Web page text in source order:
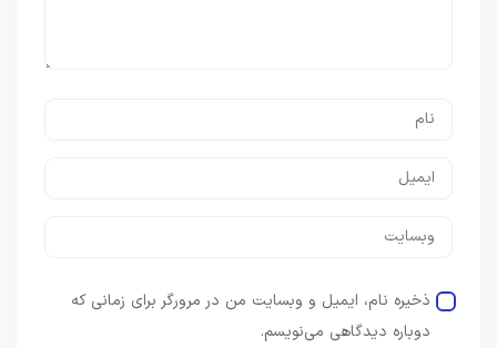
ذخیره نام، ایمیل و وبسایت من در مرورگر برای زمانی که
دوباره دیدگاهی می‌نویسم.